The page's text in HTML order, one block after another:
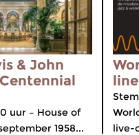
& John
uur – House of
1958...
live-